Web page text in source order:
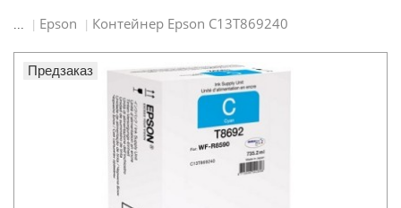
... Epson Контейнер Epson C13T869240
Предзаказ